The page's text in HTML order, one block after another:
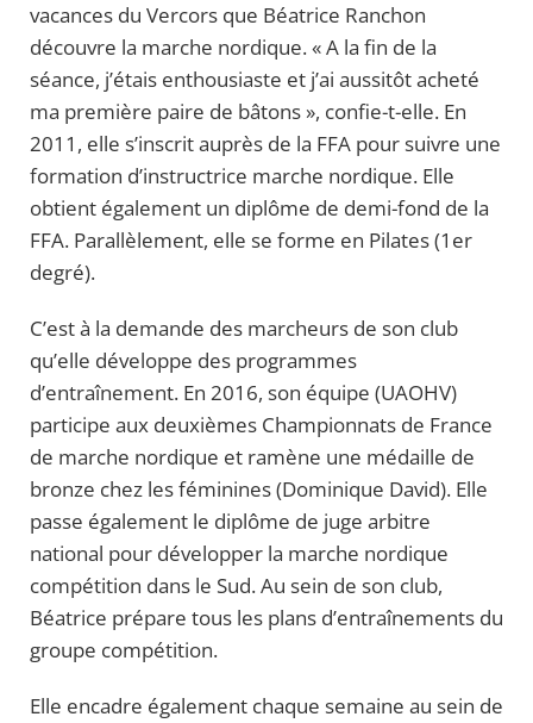
vacances du Vercors que Béatrice Ranchon
découvre la marche nordique. « A la fin de la
séance, j’étais enthousiaste et j’ai aussitôt acheté
ma première paire de bâtons », confie-t-elle. En
2011, elle s’inscrit auprès de la FFA pour suivre une
formation d’instructrice marche nordique. Elle
obtient également un diplôme de demi-fond de la
FFA. Parallèlement, elle se forme en Pilates (1er
degré).
C’est à la demande des marcheurs de son club
qu’elle développe des programmes
d’entraînement. En 2016, son équipe (UAOHV)
participe aux deuxièmes Championnats de France
de marche nordique et ramène une médaille de
bronze chez les féminines (Dominique David). Elle
passe également le diplôme de juge arbitre
national pour développer la marche nordique
compétition dans le Sud. Au sein de son club,
Béatrice prépare tous les plans d’entraînements du
groupe compétition.
Elle encadre également chaque semaine au sein de